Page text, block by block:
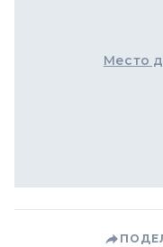
Место